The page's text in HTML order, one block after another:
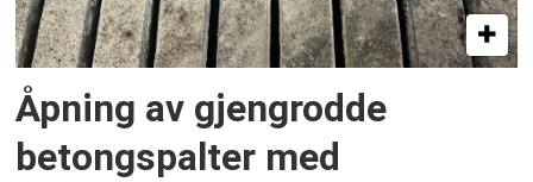
Åpning av gjengrodde
betongspalter med